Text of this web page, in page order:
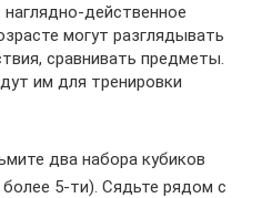
действенное
могут разглядывать
сравнивать предметы.
им для тренировки
два набора кубиков
5-ти). Сядьте рядом с